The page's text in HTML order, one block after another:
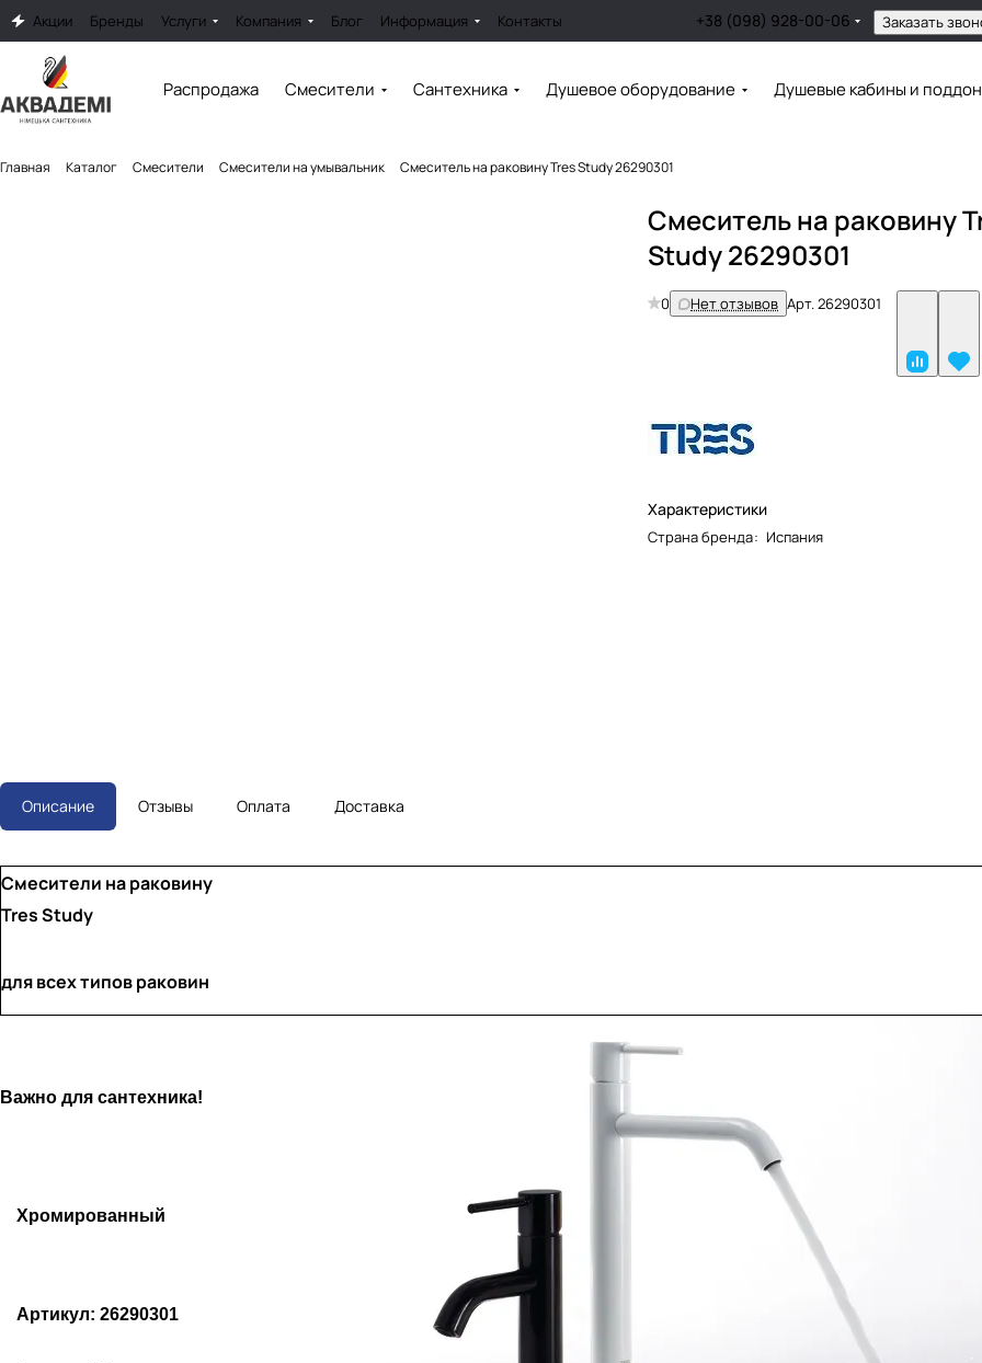
Акции Бренды Услуги Компания Блог Информация Контакты +38 (098) 928-00-06 Заказать
Распродажа Смесители Сантехника Душевое оборудование Душевые кабины и
Главная Каталог Смесители Смесители на умывальник Смеситель на раковину Tres Study 26290301
Смеситель на раковину
Study 26290301
0 Нет отзывов Арт.26290301
Характеристики
Страна бренда: Испания
Описание Отзывы Оплата Доставка
Смесители на раковину
Tres Study
для всех типов раковин
Важно для сантехника!
Хромированный
Артикул: 26290301